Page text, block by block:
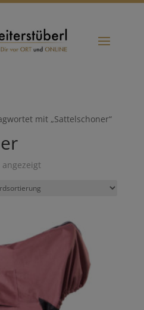
mit „Sattelschoner“